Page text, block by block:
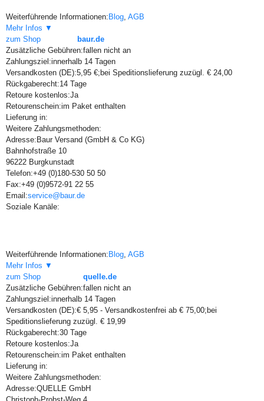
Weiterführende Informationen: Blog, AGB
Mehr Infos ▼
zum Shop
baur.de
Zusätzliche Gebühren:fallen nicht an
Zahlungsziel:innerhalb 14 Tagen
Versandkosten (DE):5,95 €;bei Speditionslieferung zuzügl. € 24,00
Rückgaberecht:14 Tage
Retoure kostenlos:Ja
Retourenschein:im Paket enthalten
Lieferung in:
Weitere Zahlungsmethoden:
Adresse: Baur Versand (GmbH & Co KG)
Bahnhofstraße 10
96222 Burgkunstadt
Telefon:+49 (0)180-530 50 50
Fax:+49 (0)9572-91 22 55
Email:service@baur.de
Soziale Kanäle:
Weiterführende Informationen: Blog, AGB
Mehr Infos ▼
zum Shop
quelle.de
Zusätzliche Gebühren:fallen nicht an
Zahlungsziel:innerhalb 14 Tagen
Versandkosten (DE):€ 5,95 - Versandkostenfrei ab € 75,00;bei
Speditionslieferung zuzügl. € 19,99
Rückgaberecht:30 Tage
Retoure kostenlos:Ja
Retourenschein:im Paket enthalten
Lieferung in:
Weitere Zahlungsmethoden:
Adresse:QUELLE GmbH